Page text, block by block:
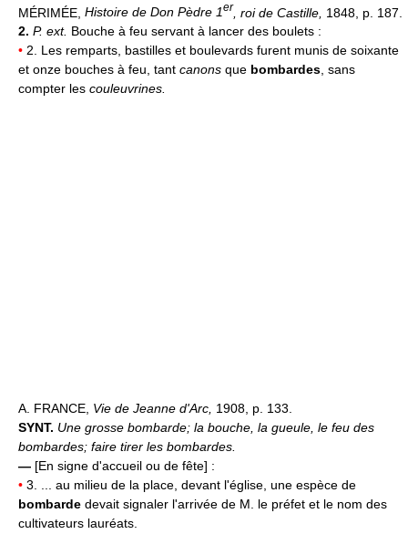
MÉRIMÉE, Histoire de Don Pèdre 1er , roi de Castille, 1848, p. 187.
2. P. ext. Bouche à feu servant à lancer des boulets :
• 2. Les remparts, bastilles et boulevards furent munis de soixante
et onze bouches à feu, tant canons que bombardes, sans
compter les couleuvrines.
A. FRANCE, Vie de Jeanne d'Arc, 1908, p. 133.
SYNT. Une grosse bombarde; la bouche, la gueule, le feu des
bombardes; faire tirer les bombardes.
— [En signe d'accueil ou de fête] :
• 3. ... au milieu de la place, devant l'église, une espèce de
bombarde devait signaler l'arrivée de M. le préfet et le nom des
cultivateurs lauréats.